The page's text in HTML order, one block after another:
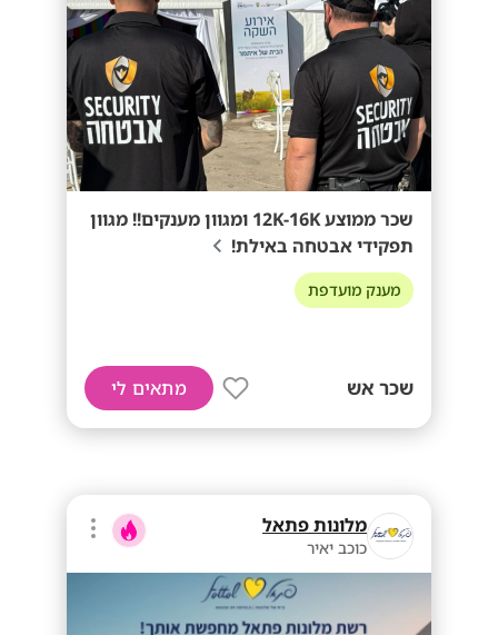
שכר ממוצע 12K-16K ומגוון מענקים!! מגוון
תפקידי אבטחה באילת!
מענק מועדפת
שכר אש מתאים לי
מלונות פתאל
כוכב יאיר